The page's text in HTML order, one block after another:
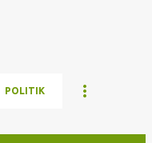
POLITIK